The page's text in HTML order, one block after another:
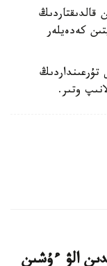
قالدىقتاردىڭ
كەدەيلەر
وتىر.